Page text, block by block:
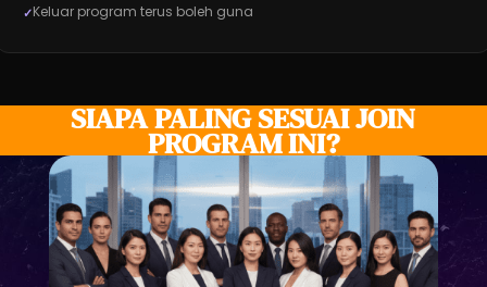
Keluar program terus boleh guna
SIAPA PALING SESUAI JOIN
PROGRAM INI?